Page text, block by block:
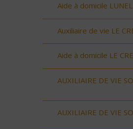
Aide à domicile
Auxiliaire de vie LE
Aide à domicile LE
AUXILIAIRE DE VIE
AUXILIAIRE DE VIE